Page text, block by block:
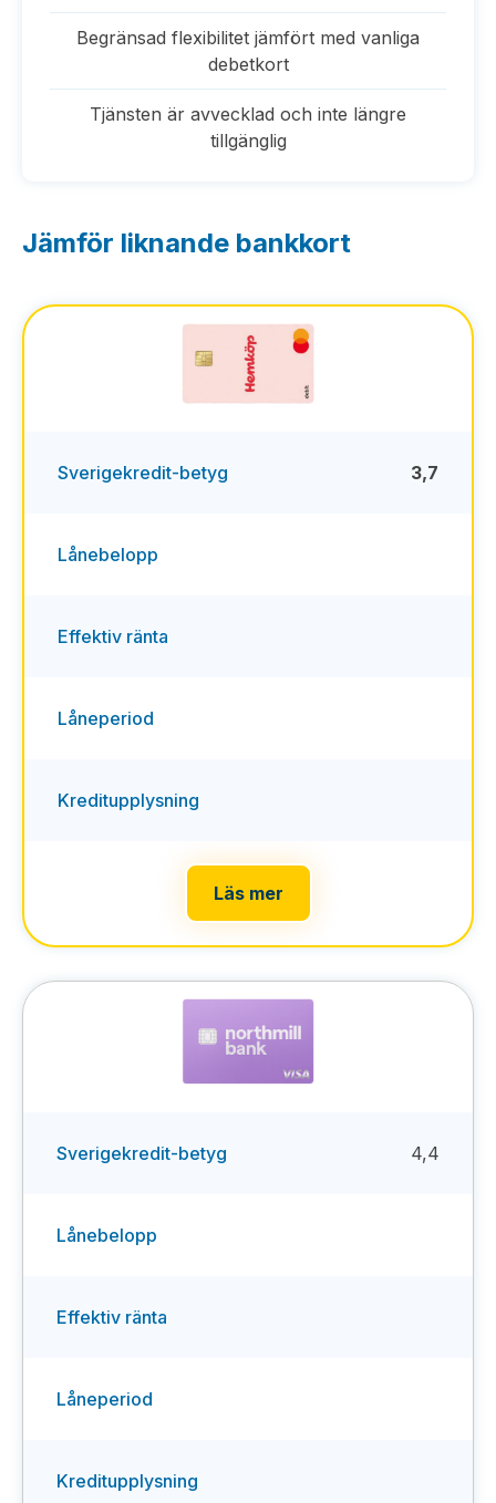
Begränsad flexibilitet jämfört med vanliga
debetkort
Tjänsten är avvecklad och inte längre
tillgänglig
Jämför liknande bankkort
Sverigekredit-betyg 3,7
Lånebelopp
Effektiv ränta
Låneperiod
Kreditupplysning
Läs mer
Sverigekredit-betyg 4,4
Lånebelopp
Effektiv ränta
Låneperiod
Kreditupplysning